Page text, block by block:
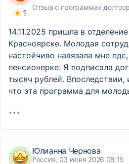
1
Отзыв о программах
14.11.2025 пришла в
Красноярске. Молодая
настойчиво навязала мне
пенсионерке. Я подписала
тысяч рублей. Впоследствии,
что эта программа для
Юлианна Чернова
Россия, 03 июня 2026 08:15